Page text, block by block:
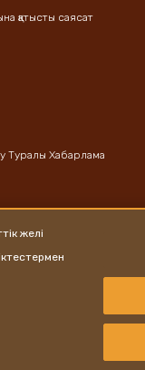
қатысты саясат
Туралы Хабарлама
желі